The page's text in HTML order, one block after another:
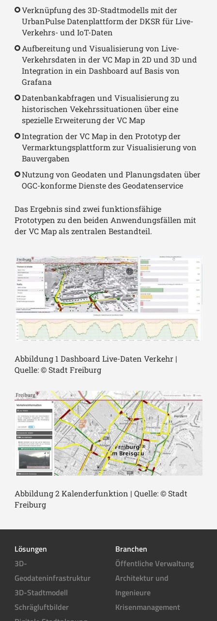
Verknüpfung des 3D-Stadtmodells mit der
UrbanPulse Datenplattform der DKSR für Live-
Verkehrs- und IoT-Daten
Aufbereitung und Visualisierung von Live-
Verkehrsdaten in der VC Map in 2D und 3D und
Integration in ein Dashboard auf Basis von
Grafana
Datenbankabfragen und Visualisierung zu
historischen Vekehrssituationen über eine
spezielle Erweiterung der VC Map
Integration der VC Map in den Prototyp der
Vermarktungsplattform zur Visualisierung von
Bauvergaben
Nutzung von Geodaten und Planungsdaten über
OGC-konforme Dienste des Geodatenservice
Das Ergebnis sind zwei funktionsfähige
Prototypen zu den beiden Anwendungsfällen mit
der VC Map als zentralen Bestandteil.
Abbildung 1 Dashboard Live-Daten Verkehr |
Quelle: © Stadt Freiburg
Abbildung 2 Kalenderfunktion | Quelle: © Stadt
Freiburg
Lösungen
3D-
Geodateninfrastruktur
3D-Stadtmodell
Schrägluftbilder
Branchen
Öffentliche Verwaltung
Architektur und
Ingenieure
Krisenmanagement